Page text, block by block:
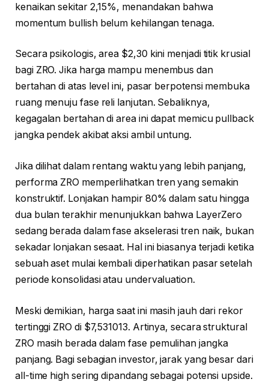
kenaikan sekitar 2,15%, menandakan bahwa
momentum bullish belum kehilangan tenaga.
Secara psikologis, area $2,30 kini menjadi titik krusial
bagi ZRO. Jika harga mampu menembus dan
bertahan di atas level ini, pasar berpotensi membuka
ruang menuju fase reli lanjutan. Sebaliknya,
kegagalan bertahan di area ini dapat memicu pullback
jangka pendek akibat aksi ambil untung.
Jika dilihat dalam rentang waktu yang lebih panjang,
performa ZRO memperlihatkan tren yang semakin
konstruktif. Lonjakan hampir 80% dalam satu hingga
dua bulan terakhir menunjukkan bahwa LayerZero
sedang berada dalam fase akselerasi tren naik, bukan
sekadar lonjakan sesaat. Hal ini biasanya terjadi ketika
sebuah aset mulai kembali diperhatikan pasar setelah
periode konsolidasi atau undervaluation.
Meski demikian, harga saat ini masih jauh dari rekor
tertinggi ZRO di $7,531013. Artinya, secara struktural
ZRO masih berada dalam fase pemulihan jangka
panjang. Bagi sebagian investor, jarak yang besar dari
all-time high sering dipandang sebagai potensi upside.